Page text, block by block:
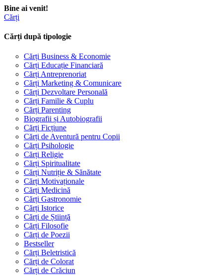
Bine ai venit!
Cărți
Cărți după tipologie
Cărți Business & Economie
Cărți Educație Financiară
Cărți Antreprenoriat
Cărți Marketing & Comunicare
Cărți Dezvoltare Personală
Cărți Familie & Cuplu
Cărți Parenting
Biografii și Autobiografii
Cărți Ficțiune
Cărți de Aventură pentru Copii
Cărți Psihologie
Cărți Religie
Cărți Spiritualitate
Cărți Nutriție & Sănătate
Cărți Motivaționale
Cărți Medicină
Cărți Gastronomie
Cărți Istorice
Cărți de Știință
Cărți Filosofie
Cărți de Poezii
Bestseller
Cărți Beletristică
Cărți de Colorat
Cărți de Crăciun